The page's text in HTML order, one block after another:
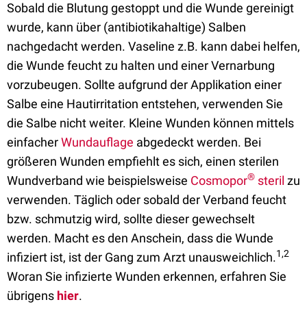
Sobald die Blutung gestoppt und die Wunde gereinigt
wurde, kann über (antibiotikahaltige) Salben
nachgedacht werden. Vaseline z.B. kann dabei helfen,
die Wunde feucht zu halten und einer Vernarbung
vorzubeugen. Sollte aufgrund der Applikation einer
Salbe eine Hautirritation entstehen, verwenden Sie
die Salbe nicht weiter. Kleine Wunden können mittels
einfacherWundauflage abgedeckt werden. Bei
größeren Wunden empfiehlt es sich, einen sterilen
Wundverband wie beispielsweise Cosmopor® steril zu
verwenden. Täglich oder sobald der Verband feucht
bzw. schmutzig wird, sollte dieser gewechselt
werden. Macht es den Anschein, dass die Wunde
infiziert ist, ist der Gang zum Arzt unausweichlich.1,2
Woran Sie infizierte Wunden erkennen, erfahren Sie
übrigens hier.